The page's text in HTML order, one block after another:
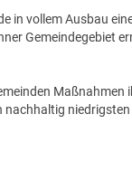
in vollem Ausbau
Gemeindegebiet
Maßnahmen